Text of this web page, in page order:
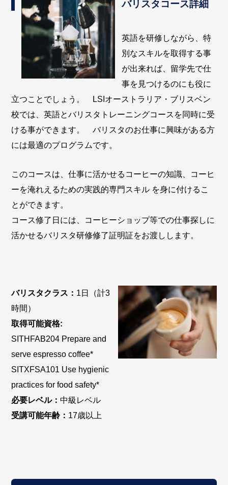
バリスタコース詳細
英語を研修しながら、特
別なスキルを取得する事
が出来れば、留学先で仕
事を見つけるのにも役に
立つことでしょう。 LSIオーストラリア・ブリスベン
校では、英語とバリスタトレーニングコースを同時に受
ける事ができます。 バリスタのお仕事に興味がある方
には最適のプログラムです。
このコースは、仕事に活かせるコーヒーの知識、コーヒ
ーを淹れえるための実践的専門スキル を身に付けるこ
とができます。
コース修了日には、コーヒーショップ等での仕事探しに
活かせるバリスタ研修修了証明証をお渡しします。
バリスタクラス： 1日（計3
時間）
取得可能資格:
SITHFAB204 Prepare and
serve espresso coffee*
SITXFSA101 Use hygienic
practices for food safety*
必要レベル：中級レベル
受講可能年齢： 17歳以上